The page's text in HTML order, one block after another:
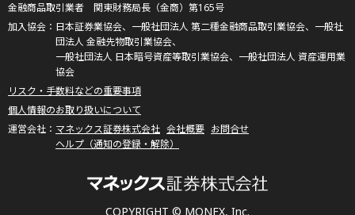
COPYRIGHT © MONEX, Inc.
金融商品取引業者 関東財務局長（金商）第165号
日本証券業協会、一般社団法人 第二種金融商品取引業協会、一般社
団法人 金融先物取引業協会、
一般社団法人 日本暗号資産等取引業協会、一般社団法人 資産運用業
協会
リスク・手数料などの重要事項
個人情報のお取り扱いについて
マネックス証券株式会社 会社概要 お問合せ
ヘルプ（通知の登録・解除）